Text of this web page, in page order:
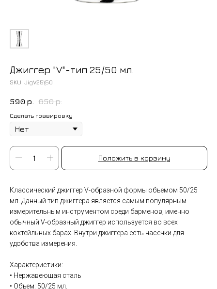
Джиггер "V"-тип 25/50 мл.
SKU: JigV25\50
590 р. 650 р.
Сделать гравировку
Положить в корзину
Классический джиггер V-образной формы объемом 50/25
мл. Данный тип джиггера является самым популярным
измерительным инструментом среди барменов, именно
обычный V-образный джиггер используется во всех
коктейльных барах. Внутри джиггера есть насечки для
удобства измерения.
Характеристики:
• Нержавеющая сталь
• Объем: 50/25 мл.